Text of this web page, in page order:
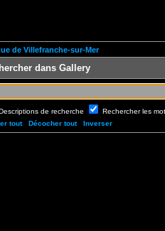
de Villefranche-sur-Mer
dans Gallery
de recherche
Rechercher les
tout
Décocher tout Inverser